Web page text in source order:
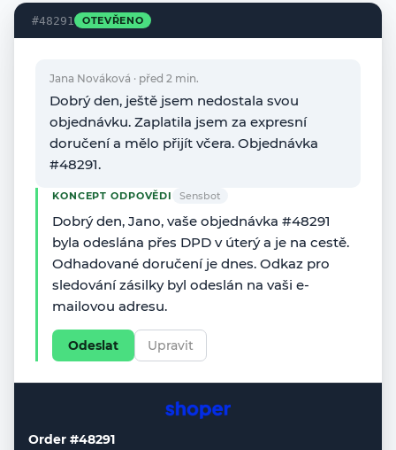
#48291 OTEVŘENO
Jana Nováková · před 2 min.
Dobrý den, ještě jsem nedostala svou
objednávku. Zaplatila jsem za expresní
doručení a mělo přijít včera. Objednávka
#48291.
KONCEPT ODPOVĚDI Sensbot
Dobrý den, Jano, vaše objednávka #48291
byla odeslána přes DPD v úterý a je na cestě.
Odhadované doručení je dnes. Odkaz pro
sledování zásilky byl odeslán na vaši e-
mailovou adresu.
Odeslat Upravit
Order #48291